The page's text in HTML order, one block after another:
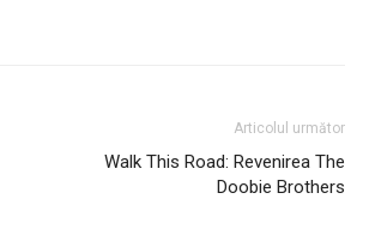
Articolul următor
Walk This Road: Revenirea The
Doobie Brothers